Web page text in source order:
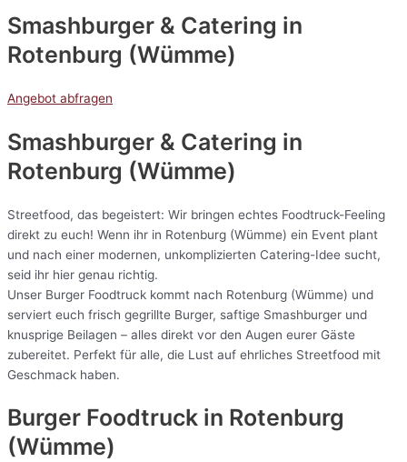
Smashburger & Catering in
Rotenburg (Wümme)
Angebot abfragen
Smashburger & Catering in
Rotenburg (Wümme)
Streetfood, das begeistert: Wir bringen echtes Foodtruck-Feeling
direkt zu euch! Wenn ihr in Rotenburg (Wümme) ein Event plant
und nach einer modernen, unkomplizierten Catering-Idee sucht,
seid ihr hier genau richtig.
Unser Burger Foodtruck kommt nach Rotenburg (Wümme) und
serviert euch frisch gegrillte Burger, saftige Smashburger und
knusprige Beilagen – alles direkt vor den Augen eurer Gäste
zubereitet. Perfekt für alle, die Lust auf ehrliches Streetfood mit
Geschmack haben.
Burger Foodtruck in Rotenburg
(Wümme)